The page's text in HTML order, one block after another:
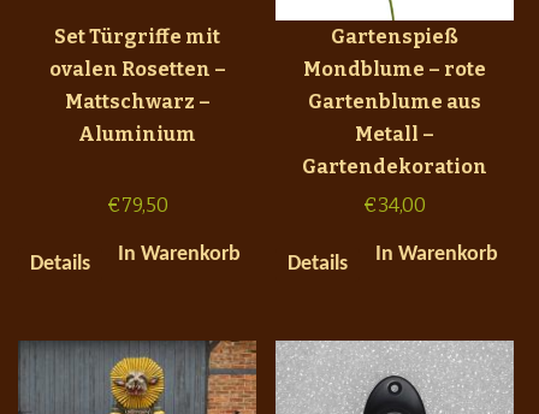
Set Türgriffe mit
ovalen Rosetten –
Mattschwarz –
Aluminium
€79,50
Details In Warenkorb
Gartenspieß
Mondblume – rote
Gartenblume aus
Metall –
Gartendekoration
€34,00
Details In Warenkorb